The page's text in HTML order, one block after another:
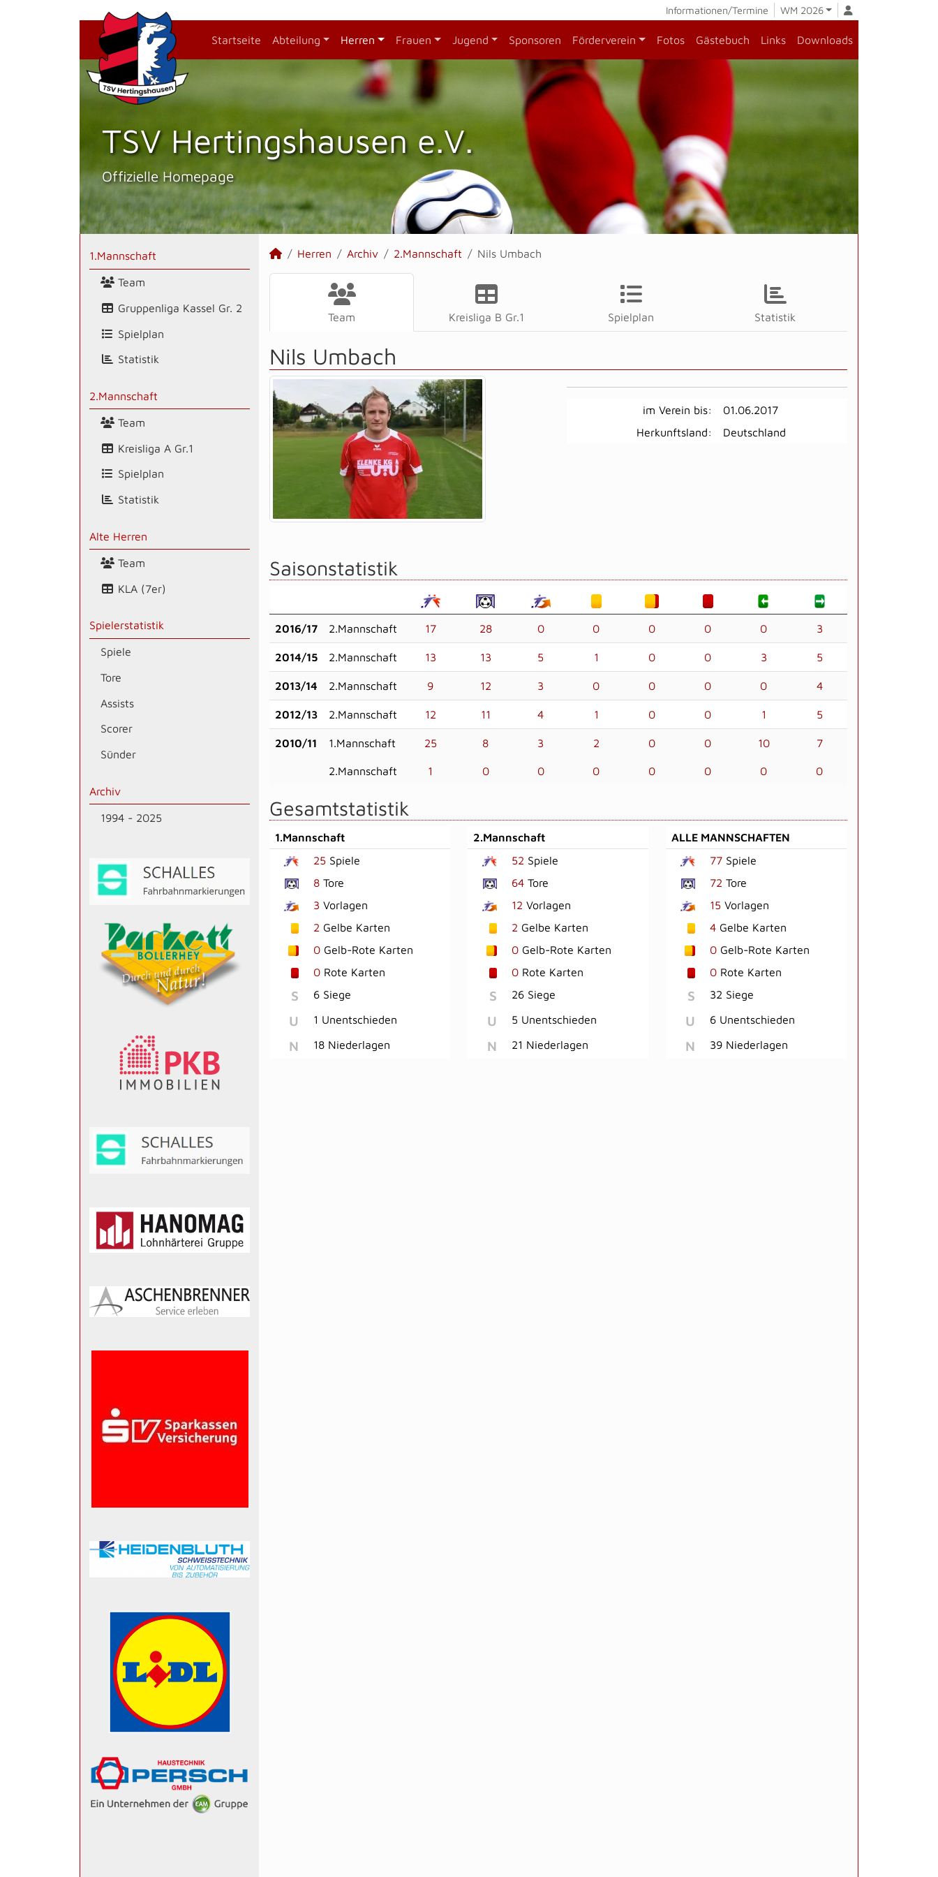
Informationen/Termine WM 2026
Startseite Abteilung Herren Frauen Jugend Sponsoren Förderverein Fotos Gästebuch Links Downloads
TSV Hertings­hausen e.V.
Offizielle Homepage
1.Mannschaft
Team
Gruppenliga Kassel Gr. 2
Spielplan
Statistik
2.Mannschaft
Team
Kreisliga A Gr.1
Spielplan
Statistik
Alte Herren
Team
KLA (7er)
Spielerstatistik
Spiele
Tore
Assists
Scorer
Sünder
Archiv
1994 - 2025
Herren Archiv 2.Mannschaft Nils Umbach
Team Kreisliga B Gr.1 Spielplan Statistik
Nils Umbach
im Verein bis:
01.06.2017
Herkunftsland:
Deutschland
Saisonstatistik
2016/17 2.Mannschaft 17 28 0 0 0 0 0 3
2014/15 2.Mannschaft 13 13 5 1 0 0 3 5
2013/14 2.Mannschaft 9 12 3 0 0 0 0 4
2012/13 2.Mannschaft 12 11 4 1 0 0 1 5
2010/11 1.Mannschaft 25 8 3 2 0 0 10 7
2.Mannschaft 1 0 0 0 0 0 0 0
Gesamtstatistik
1.Mannschaft
25 Spiele
8 Tore
3 Vorlagen
2 Gelbe Karten
0 Gelb-Rote Karten
0 Rote Karten
S 6 Siege
U 1 Unentschieden
N 18 Niederlagen
2.Mannschaft
52 Spiele
64Tore
12 Vorlagen
2 Gelbe Karten
0Gelb-Rote Karten
0Rote Karten
S 26 Siege
U 5 Unentschieden
N 21 Niederlagen
ALLE MANNSCHAFTEN
77Spiele
72 Tore
15 Vorlagen
4Gelbe Karten
0Gelb-Rote Karten
0Rote Karten
S 32 Siege
U 6 Unentschieden
N 39 Niederlagen